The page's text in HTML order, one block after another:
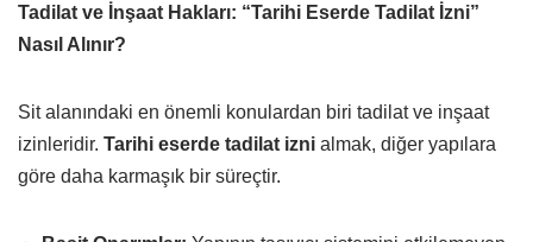
Tadilat ve İnşaat Hakları: “Tarihi Eserde Tadilat İzni”
Nasıl Alınır?
Sit alanındaki en önemli konulardan biri tadilat ve inşaat
izinleridir. Tarihi eserde tadilat izni almak, diğer yapılara
göre daha karmaşık bir süreçtir.